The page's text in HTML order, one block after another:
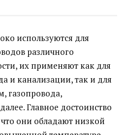
используются для
различного
их применяют как для
и канализации, так и для
газопровода,
Главное достоинство
они обладают низкой